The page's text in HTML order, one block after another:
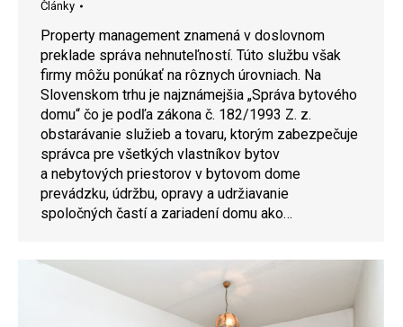
Články
Property management znamená v doslovnom
preklade správa nehnuteľností. Túto službu však
firmy môžu ponúkať na rôznych úrovniach. Na
Slovenskom trhu je najznámejšia „Správa bytového
domu“ čo je podľa zákona č. 182/1993 Z. z.
obstarávanie služieb a tovaru, ktorým zabezpečuje
správca pre všetkých vlastníkov bytov
a nebytových priestorov v bytovom dome
prevádzku, údržbu, opravy a udržiavanie
spoločných častí a zariadení domu ako…